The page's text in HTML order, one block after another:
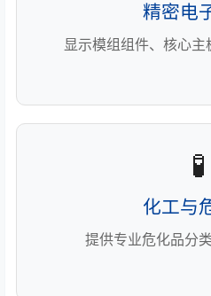
精密电
显示模组组件、核心
🧪
化工与
提供专业危化品分